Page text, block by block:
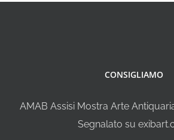
CONSIGLIAMO
AMAB Assisi Mostra Arte
Segnalato su